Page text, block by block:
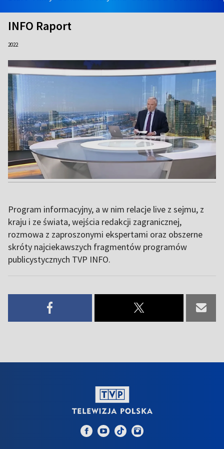
INFO Raport
2022
Program informacyjny, a w nim relacje live z sejmu, z
kraju i ze świata, wejścia redakcji zagranicznej,
rozmowa z zaproszonymi ekspertami oraz obszerne
skróty najciekawszych fragmentów programów
publicystycznych TVP INFO.